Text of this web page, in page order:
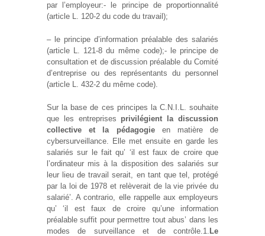
par l’employeur:- le principe de proportionnalité
(article L. 120-2 du code du travail);
– le principe d’information préalable des salariés
(article L. 121-8 du même code);- le principe de
consultation et de discussion préalable du Comité
d’entreprise ou des représentants du personnel
(article L. 432-2 du même code).
Sur la base de ces principes la C.N.I.L. souhaite
que les entreprises privilégient la discussion
collective et la pédagogieen matière de
cybersurveillance. Elle met ensuite en garde les
salariés sur le fait qu’ ‘il est faux de croire que
l’ordinateur mis à la disposition des salariés sur
leur lieu de travail serait, en tant que tel, protégé
par la loi de 1978 et relèverait de la vie privée du
salarié’. A contrario, elle rappelle aux employeurs
qu’ ‘il est faux de croire qu’une information
préalable suffit pour permettre tout abus’ dans les
modes de surveillance et de contrôle.1. Le